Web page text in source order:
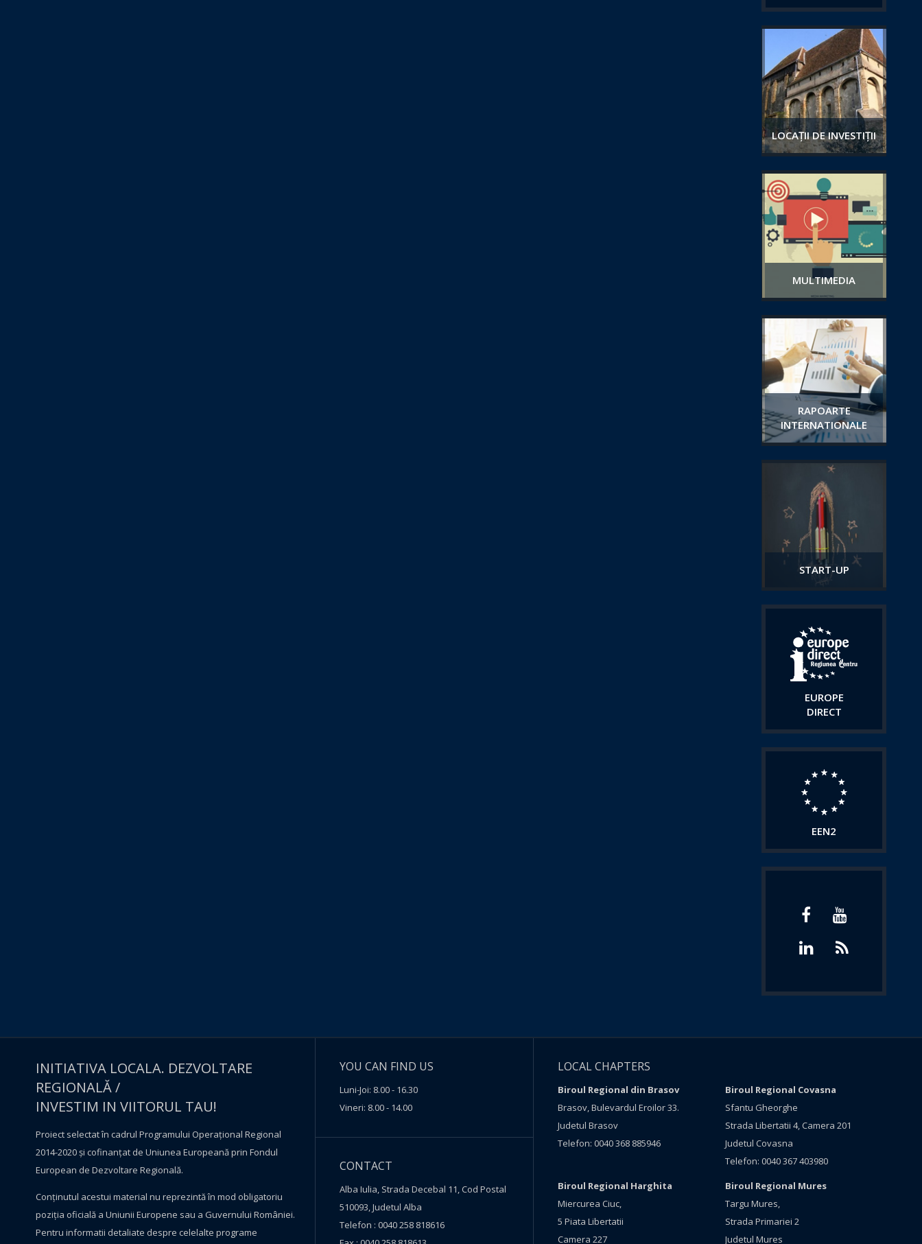
LOCAȚII DE INVESTIȚII
MULTIMEDIA
RAPOARTE
INTERNATIONALE
START-UP
EUROPE
DIRECT
EEN2
INITIATIVA LOCALA. DEZVOLTARE
REGIONALĂ /
INVESTIM IN VIITORUL TAU!
Proiect selectat în cadrul Programului Operațional Regional
2014-2020 și cofinanțat de Uniunea Europeană prin Fondul
European de Dezvoltare Regională.
Conţinutul acestui material nu reprezintă în mod obligatoriu
poziţia oficială a Uniunii Europene sau a Guvernului României.
Pentru informatii detaliate despre celelalte programe
YOU CAN FIND US
Luni-Joi: 8.00 - 16.30
Vineri: 8.00 - 14.00
CONTACT
Alba Iulia, Strada Decebal 11, Cod Postal
510093, Judetul Alba
Telefon : 0040 258 818616
LOCAL CHAPTERS
Biroul Regional din Brasov
Brasov, Bulevardul Eroilor 33.
Judetul Brasov
Telefon: 0040 368 885946
Biroul Regional Covasna
Sfantu Gheorghe
Strada Libertatii 4, Camera 201
Judetul Covasna
Telefon: 0040 367 403980
Biroul Regional Harghita
Miercurea Ciuc,
5 Piata Libertatii
Camera 227
Biroul Regional Mures
Targu Mures,
Strada Primariei 2
Judetul Mures